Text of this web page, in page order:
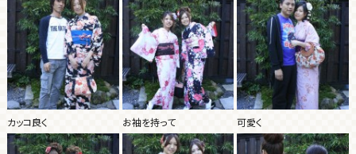
カッコ良く お袖を持って 可愛く